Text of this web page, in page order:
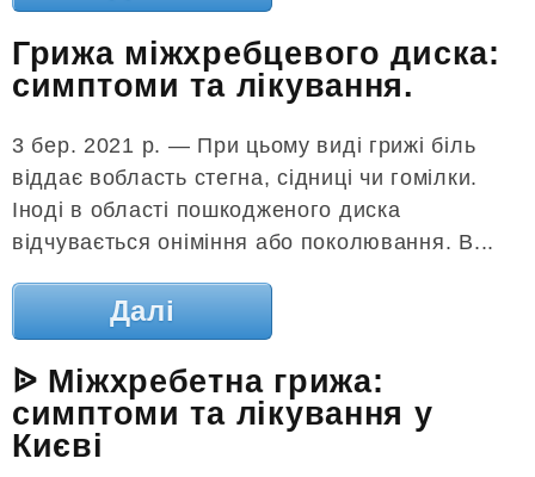
Грижа міжхребцевого диска:
симптоми та лікування.
3 бер. 2021 р. — При цьому виді грижі біль
віддає вобласть стегна, сідниці чи гомілки.
Іноді в області пошкодженого диска
відчувається оніміння або поколювання. В...
Далі
ᐉ Міжхребетна грижа:
симптоми та лікування у
Києві